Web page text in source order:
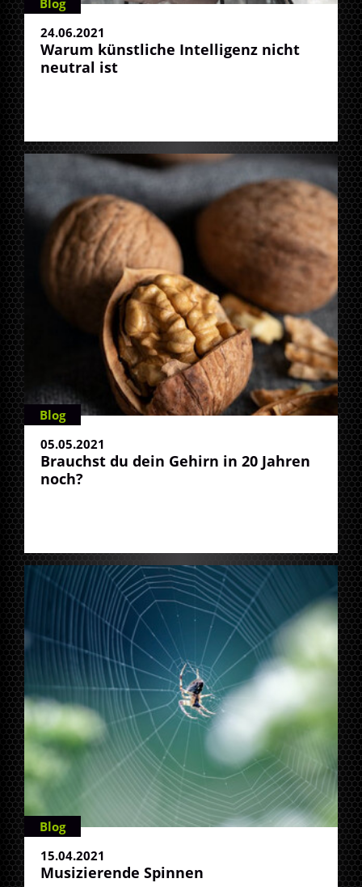
24.06.2021
Warum künstliche Intelligenz nicht
neutral ist
Blog
05.05.2021
Brauchst du dein Gehirn in 20 Jahren
noch?
Blog
15.04.2021
Musizierende Spinnen